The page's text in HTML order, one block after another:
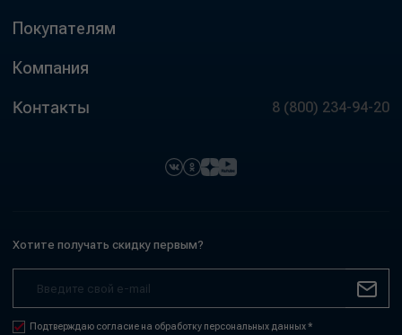
Покупателям
Компания
Контакты 8 (800) 234-94-20
Хотите получать скидку первым?
Подтверждаю согласие на обработку персональных данных *